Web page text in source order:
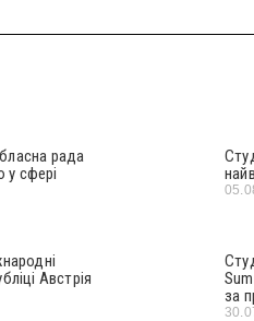
рада
сфері
Австрія
за